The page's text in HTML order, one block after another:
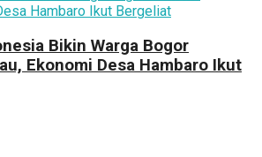
Bikin Warga Bogor
Ekonomi Desa Hambaro Ikut